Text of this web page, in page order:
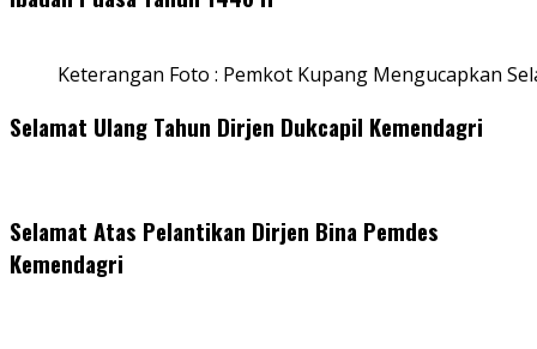
Keterangan Foto : Pemkot Kupang Mengucapkan
Selamat Ulang Tahun Dirjen Dukcapil Kemendagri
Selamat Atas Pelantikan Dirjen Bina Pemdes
Kemendagri